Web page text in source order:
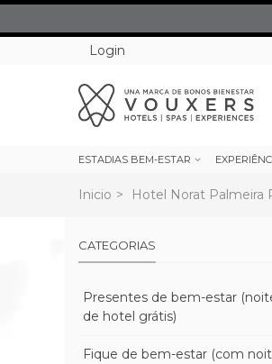
Login
ESTADIAS BEM-ESTAR
Inicio > Hotel Norat Palmeira
CATEGORIAS
Presentes de bem-estar
de hotel grátis)
Fique de bem-estar (com